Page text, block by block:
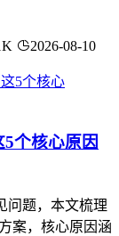
2026-08-10
个核心原因
问题，本文梳理
案，核心原因涵